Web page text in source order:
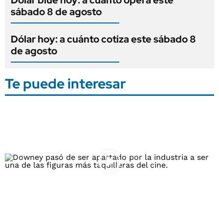
sábado 8 de agosto
Dólar hoy: a cuánto cotiza este sábado 8
de agosto
Te puede interesar